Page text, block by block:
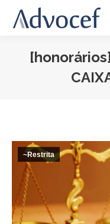
~Restrita